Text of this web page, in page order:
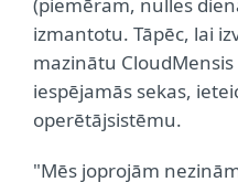
izmantotu. Tāpēc, lai
mazinātu
iespējamās sekas,
operētājsistēmu.
"Mēs joprojām